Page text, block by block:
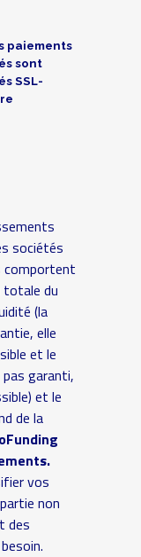
paiements
sont
SSL-
sociétés
comportent
totale du
(la
elle
et le
garanti,
et le
de la
vos
non
des